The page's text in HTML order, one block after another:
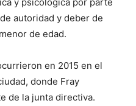
autoridad y deber de
de edad.
en 2015 en el
donde Fray
de la junta directiva.